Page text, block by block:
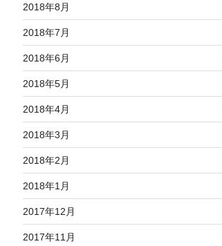
2018年8月
2018年7月
2018年6月
2018年5月
2018年4月
2018年3月
2018年2月
2018年1月
2017年12月
2017年11月